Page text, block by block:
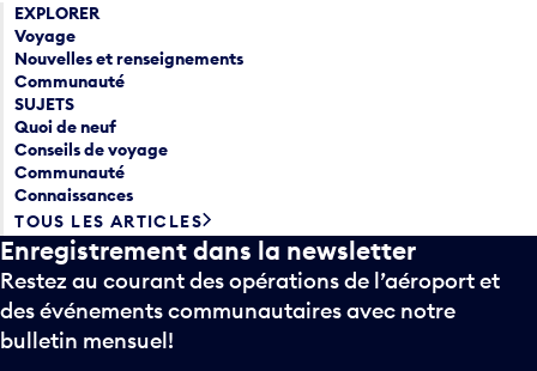
EXPLORER
Voyage
Nouvelles et renseignements
Communauté
SUJETS
Quoi de neuf
Conseils de voyage
Communauté
Connaissances
TOUS LES ARTICLES
Enregistrement dans la newsletter
Restez au courant des opérations de l’aéroport et
des événements communautaires avec notre
bulletin mensuel!